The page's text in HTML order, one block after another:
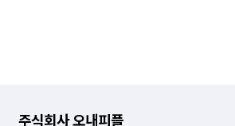
주식회사 오내피플